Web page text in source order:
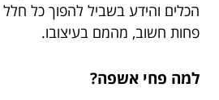
הכלים והידע בשביל להפוך כל חלל
פחות חשוב, מהמם בעיצובו.
למה פחי אשפה?